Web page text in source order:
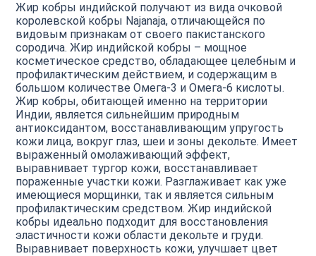
Жир кобры индийской получают из вида очковой
королевской кобры Najanaja, отличающейся по
видовым признакам от своего пакистанского
сородича. Жир индийской кобры – мощное
косметическое средство, обладающее целебным и
профилактическим действием, и содержащим в
большом количестве Омега-3 и Омега-6 кислоты.
Жир кобры, обитающей именно на территории
Индии, является сильнейшим природным
антиоксидантом, восстанавливающим упругость
кожи лица, вокруг глаз, шеи и зоны декольте. Имеет
выраженный омолаживающий эффект,
выравнивает тургор кожи, восстанавливает
пораженные участки кожи. Разглаживает как уже
имеющиеся морщинки, так и является сильным
профилактическим средством. Жир индийской
кобры идеально подходит для восстановления
эластичности кожи области декольте и груди.
Выравнивает поверхность кожи, улучшает цвет